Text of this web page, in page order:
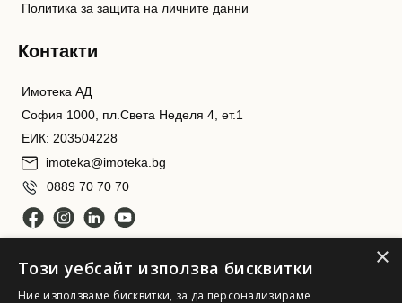
Политика за защита на личните данни
Контакти
Имотека АД
София 1000, пл.Света Неделя 4, ет.1
ЕИК: 203504228
imoteka@imoteka.bg
0889 70 70 70
×
Този уебсайт използва бисквитки
Ние използваме бисквитки, за да персонализираме